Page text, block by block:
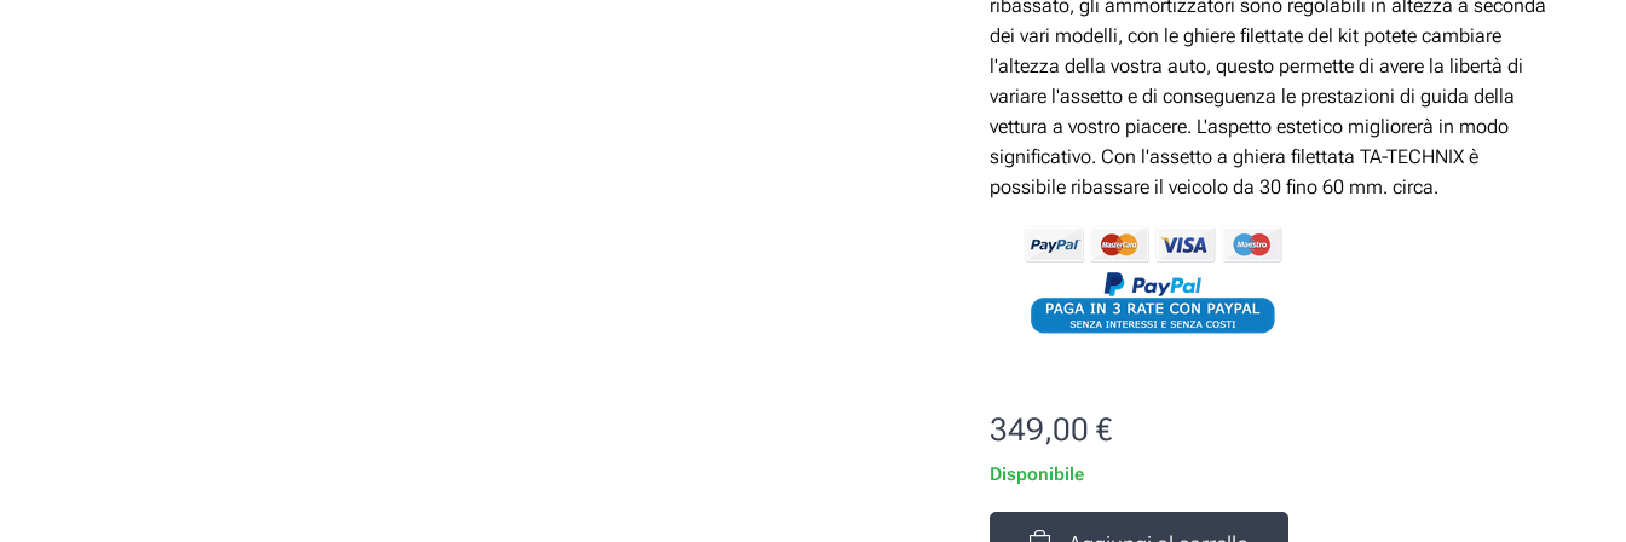
ribassato, gli ammortizzatori sono regolabili in altezza a seconda
dei vari modelli, con le ghiere filettate del kit potete cambiare
l'altezza della vostra auto, questo permette di avere la libertà di
variare l'assetto e di conseguenza le prestazioni di guida della
vettura a vostro piacere. L'aspetto estetico migliorerà in modo
significativo. Con l'assetto a ghiera filettata TA-TECHNIX è
possibile ribassare il veicolo da 30 fino 60 mm. circa.
349,00 €
Disponibile